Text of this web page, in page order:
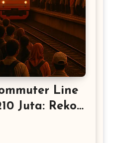
Line
Juta: Rekor